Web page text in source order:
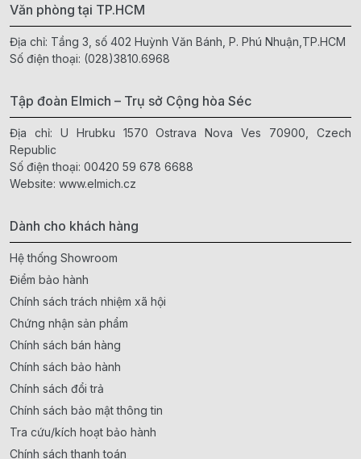
Văn phòng tại TP.HCM
Địa chỉ: Tầng 3, số 402 Huỳnh Văn Bánh, P. Phú Nhuận,TP.HCM
Số điện thoại: (028)3810.6968
Tập đoàn Elmich – Trụ sở Cộng hòa Séc
Địa chỉ: U Hrubku 1570 Ostrava Nova Ves 70900, Czech
Republic
Số điện thoại: 00420 59 678 6688
Website: www.elmich.cz
Dành cho khách hàng
Hệ thống Showroom
Điểm bảo hành
Chính sách trách nhiệm xã hội
Chứng nhận sản phẩm
Chính sách bán hàng
Chính sách bảo hành
Chính sách đổi trả
Chính sách bảo mật thông tin
Tra cứu/kích hoạt bảo hành
Chính sách thanh toán